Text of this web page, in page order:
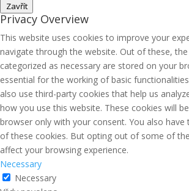
Zavřít
Privacy Overview
This website uses cookies to improve your
navigate through the website. Out of these,
categorized as necessary are stored on your
essential for the working of basic
also use third-party cookies that help us
how you use this website. These cookies will
browser only with your consent. You also
of these cookies. But opting out of some of
affect your browsing experience.
Necessary
Necessary